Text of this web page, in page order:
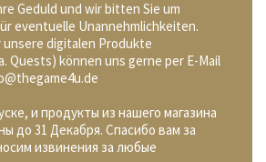
Geduld und wir bitten Sie um
eventuelle Unannehmlichkeiten.
unsere digitalen Produkte
Quests) können uns gerne per E-Mail
и продукты из нашего магазина
до 31 Декабря. Спасибо вам за
извинения за любые